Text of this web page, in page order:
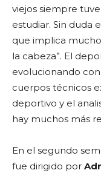
viejos siempre
estudiar. Sin duda
que implica
la cabeza”. El
evolucionando
cuerpos técnicos
deportivo y el
hay muchos más
En el segundo
fue dirigido por